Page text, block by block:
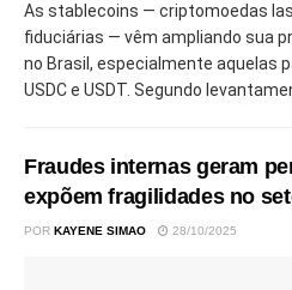
As stablecoins — criptomoedas
fiduciárias — vêm ampliando sua
no Brasil, especialmente aquelas
USDC e USDT. Segundo
Fraudes internas geram
expõem fragilidades no
POR KAYENE SIMAO 28/10/2025